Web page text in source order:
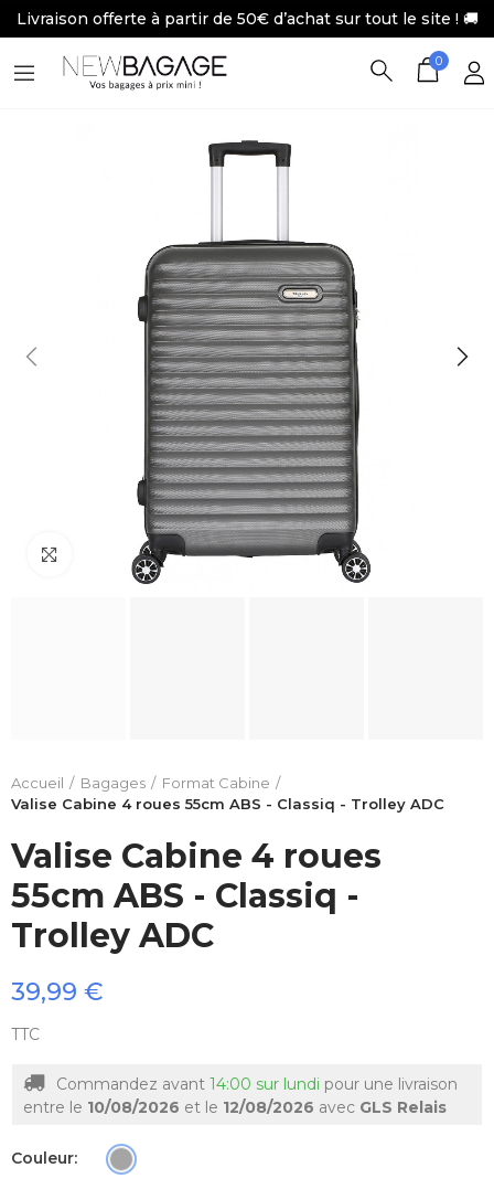
Livraison offerte à partir de 50€ d’achat sur tout le site ! 🚚
0
Click to enlarge
Accueil Bagages
Format Cabine
Valise Cabine 4 roues 55cm ABS - Classiq - Trolley ADC
Valise Cabine 4 roues
55cm ABS - Classiq -
Trolley ADC
39,99 €
TTC
Commandez avant 14:00 sur lundi pour une livraison
entre le 10/08/2026 et le 12/08/2026 avec GLS Relais
Couleur